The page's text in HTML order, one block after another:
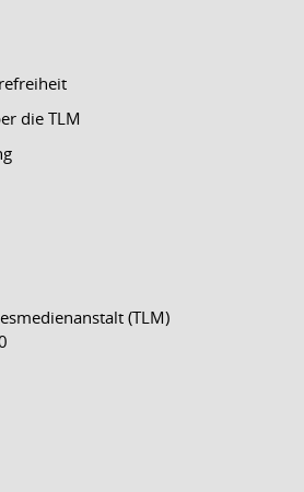
die TLM
(TLM)